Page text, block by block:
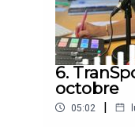
6.
octobre
05:02 |